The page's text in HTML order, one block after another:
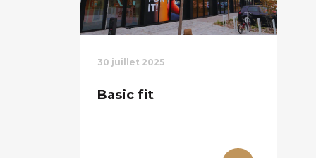
30 juillet 2025
Basic fit